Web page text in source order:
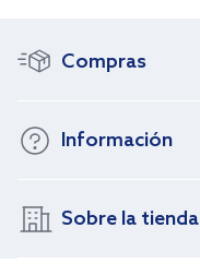
Compras
Información
Sobre la tienda